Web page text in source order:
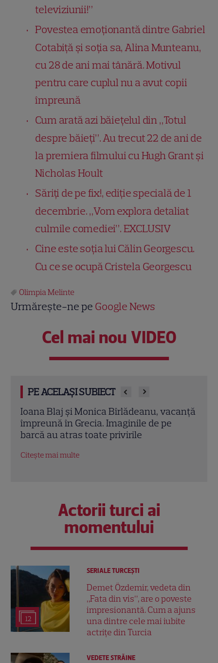
televiziunii!”
Povestea emoționantă dintre Gabriel
Cotabiță și soția sa, Alina Munteanu,
cu 28 de ani mai tânără. Motivul
pentru care cuplul nu a avut copii
împreună
Cum arată azi băiețelul din „Totul
despre băieți”. Au trecut 22 de ani de
la premiera filmului cu Hugh Grant și
Nicholas Hoult
Săriți de pe fix!, ediție specială de 1
decembrie. „Vom explora detaliat
culmile comediei”. EXCLUSIV
Cine este soția lui Călin Georgescu.
Cu ce se ocupă Cristela Georgescu
Olimpia Melinte
Urmărește-ne pe Google News
Cel mai nou VIDEO
PE ACELAȘI SUBIECT
Irina Fodor, primul mesaj după
repartizarea fiicei la liceu: „Libertate,
frate!”. Unde pleacă în vacanță
Citește mai multe
Actorii turci ai
momentului
12
SERIALE TURCEŞTI
Demet Özdemir, vedeta din
„Fata din vis”, are o poveste
impresionantă. Cum a ajuns
una dintre cele mai iubite
actrițe din Turcia
VEDETE STRĂINE